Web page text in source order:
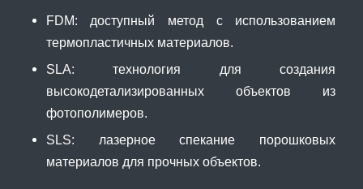
FDM: доступный метод с использованием
термопластичных материалов.
SLA: технология для создания
высокодетализированных объектов из
фотополимеров.
SLS: лазерное спекание порошковых
материалов для прочных объектов.